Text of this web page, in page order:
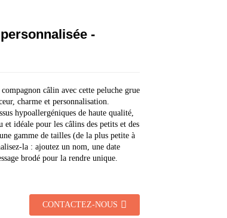
-
câlin avec cette peluche grue
charme et personnalisation.
hypoallergéniques de haute qualité,
et idéale pour les câlins des petits et des
gamme de tailles (de la plus petite à
la : ajoutez un nom, une date
brodé pour la rendre unique.
CONTACTEZ-NOUS